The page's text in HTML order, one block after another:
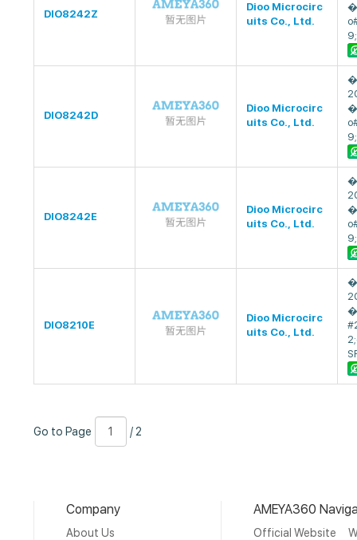
DIO8242Z
Dioo Microcirc
uits Co., Ltd.
DIO8242D
Dioo Microcirc
uits Co., Ltd.
DIO8242E
Dioo Microcirc
uits Co., Ltd.
DIO8210E
Dioo Microcirc
uits Co., Ltd.
to
Go to Page
Number
2
/ 2
Company
About Us
AMEYA360
Official Website